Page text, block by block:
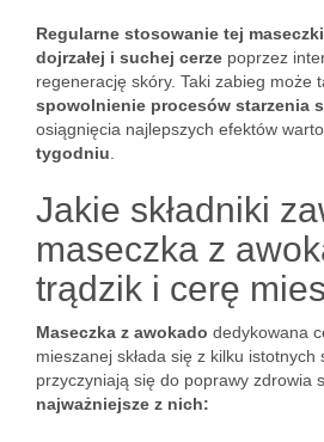
Regularne stosowanie tej
dojrzałej i suchej cerze poprzez
regenerację skóry. Taki zabieg może
spowolnienie procesów starzenia
osiągnięcia najlepszych efektów
tygodniu
Jakie składniki
maseczka z
trądzik i cerę
Maseczka z awokado dedykowana
mieszanej składa się z kilku istotnych
przyczyniają się do poprawy zdrowia
najważniejsze z nich: